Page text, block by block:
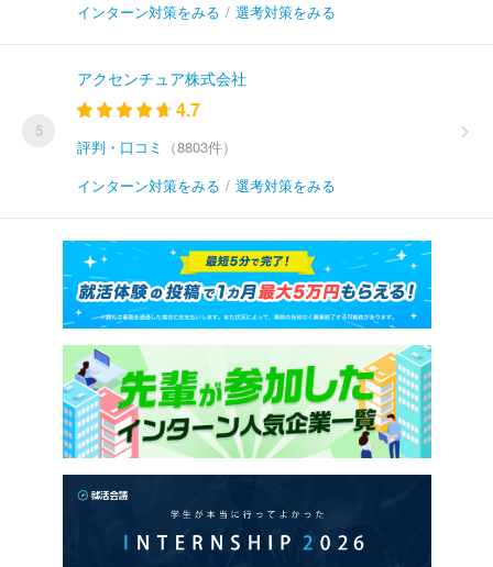
インターン対策をみる / 選考対策をみる
5
アクセンチュア株式会社
4.7
評判・口コミ
（8803件）
インターン対策をみる / 選考対策をみる